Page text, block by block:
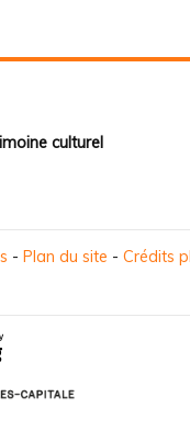
culturel
- Plan du site - Crédits